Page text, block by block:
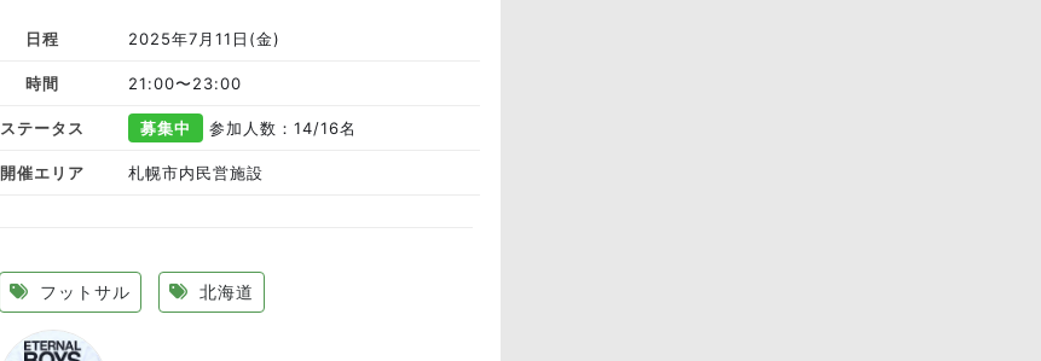
日程 2025年7月11日(金)
時間 21:00〜23:00
ステータス 募集中 参加人数：14/16名
開催エリア 札幌市内民営施設
フットサル 北海道